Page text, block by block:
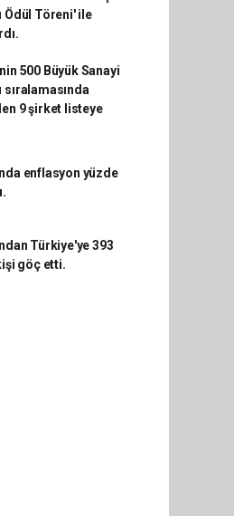
Ödül Töreni' ile
500 Büyük Sanayi
sıralamasında
9 şirket listeye
enflasyon yüzde
Türkiye'ye 393
göç etti.